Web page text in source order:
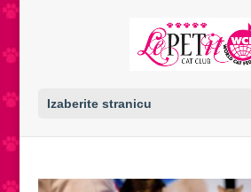
Izaberite stranicu